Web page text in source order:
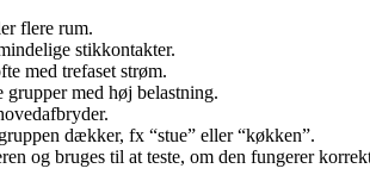
flere rum.
stikkontakter.
med trefaset strøm.
grupper med høj belastning.
dækker, fx “stue” eller “køkken”.
og bruges til at teste, om den fungerer